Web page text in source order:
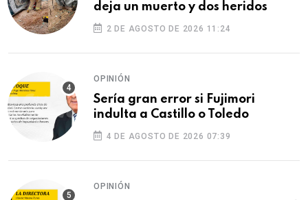
deja un muerto y dos heridos
2 DE AGOSTO DE 2026 11:24
OPINIÓN
Sería gran error si Fujimori
indulta a Castillo o Toledo
4 DE AGOSTO DE 2026 07:39
OPINIÓN